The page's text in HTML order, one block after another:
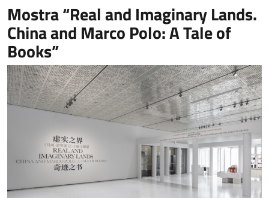
Mostra “Real and Imaginary Lands.
China and Marco Polo: A Tale of
Books”